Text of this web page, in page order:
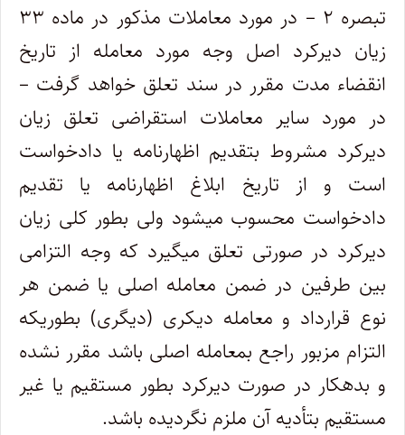
تبصره ۲ – در مورد معاملات مذکور در ماده ۳۳
زیان دیرکرد اصل وجه مورد معامله از تاریخ
انقضاء مدت مقرر در سند تعلق خواهد گرفت –
در مورد‌ سایر معاملات استقراضی تعلق زیان
دیرکرد مشروط بتقدیم اظهارنامه یا دادخواست
است و از تاریخ ابلاغ اظهارنامه یا تقدیم
دادخواست محسوب ‌میشود ولی بطور کلی زیان
دیرکرد در صورتی تعلق میگیرد که وجه التزامی
بین طرفین در ضمن معامله اصلی یا ضمن هر
نوع قرارداد و معامله‌ دیکری (دیگری) بطوریکه
التزام مزبور راجع بمعامله اصلی باشد مقرر نشده
و بدهکار در صورت دیرکرد بطور مستقیم یا غیر
مستقیم بتأدیه آن ملزم نگردیده باشد.